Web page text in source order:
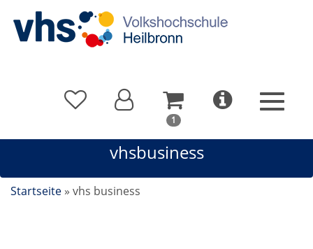
1 In
Warenkorb
sich
vhsbusiness
Startseite » vhs business